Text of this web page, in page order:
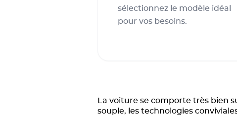
sélectionnez le modèle idéal
pour vos besoins.
La voiture se comporte très bien
souple, les technologies